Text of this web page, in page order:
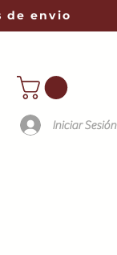
de envio
Iniciar Sesión